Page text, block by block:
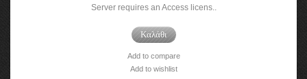
Server requires an Access licens..
Καλάθι
Add to compare
Add to wishlist